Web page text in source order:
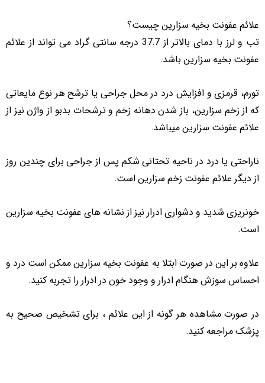
علائم عفونت بخیه سزارین چیست؟
تب و لرز با دمای بالاتر از 37.7 درجه سانتی گراد می تواند از علائم
عفونت بخیه سزارین باشد.
تورم، قرمزی و افزایش درد در محل جراحی یا ترشح هر نوع مایعاتی
که از زخم سزارین، باز شدن دهانه زخم و ترشحات بدبو از واژن نیز از
علائم عفونت سزارین میباشد.
ناراحتی یا درد در ناحیه تحتانی شکم پس از جراحی برای چندین روز
از دیگر علائم عفونت زخم سزارین است.
خونریزی شدید و دشواری ادرار نیز از نشانه های عفونت بخیه سزارین
است.
علاوه بر این در صورت ابتلا به عفونت بخیه سزارین ممکن است درد و
احساس سوزش هنگام ادرار و وجود خون در ادرار را تجربه کنید.
در صورت مشاهده هر گونه از این علائم ، برای تشخیص صحیح به
پزشک مراجعه کنید.